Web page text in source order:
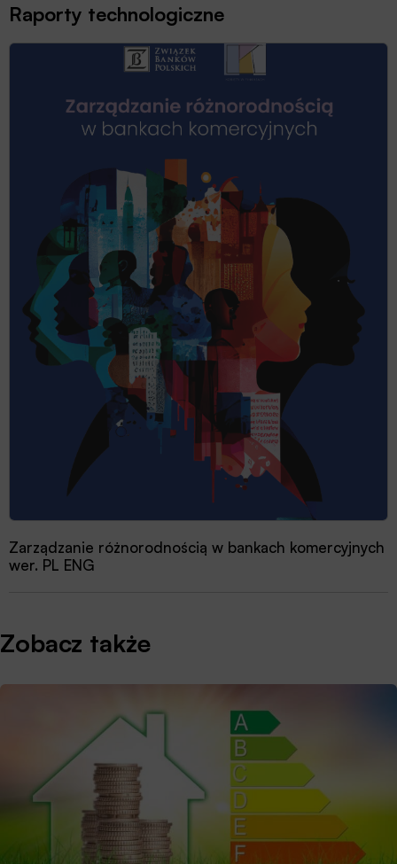
Raporty technologiczne
Zarządzanie różnorodnością w bankach komercyjnych
wer. PL ENG
Zobacz także